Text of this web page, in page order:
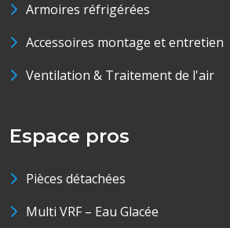
Armoires réfrigérées
Accessoires montage et entretien
Ventilation & Traitement de l'air
Espace pros
Pièces détachées
Multi VRF – Eau Glacée